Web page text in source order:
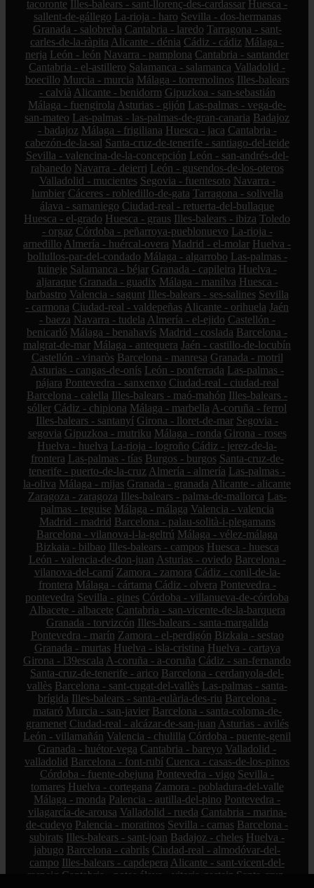
tacoronte Illes-balears - sant-llorenç-des-cardassar Huesca -
sallent-de-gállego La-rioja - haro Sevilla - dos-hermanas
Granada - salobreña Cantabria - laredo Tarragona - sant-
carles-de-la-ràpita Alicante - dénia Cádiz - cádiz Málaga -
nerja León - león Navarra - pamplona Cantabria - santander
Cantabria - el-astillero Salamanca - salamanca Valladolid -
boecillo Murcia - murcia Málaga - torremolinos Illes-balears
- calvià Alicante - benidorm Gipuzkoa - san-sebastián
Málaga - fuengirola Asturias - gijón Las-palmas - vega-de-
san-mateo Las-palmas - las-palmas-de-gran-canaria Badajoz
- badajoz Málaga - frigiliana Huesca - jaca Cantabria -
cabezón-de-la-sal Santa-cruz-de-tenerife - santiago-del-teide
Sevilla - valencina-de-la-concepción León - san-andrés-del-
rabanedo Navarra - deierri León - gusendos-de-los-oteros
Valladolid - mucientes Segovia - fuentesoto Navarra -
lumbier Cáceres - robledillo-de-gata Tarragona - solivella
álava - samaniego Ciudad-real - retuerta-del-bullaque
Huesca - el-grado Huesca - graus Illes-balears - ibiza Toledo
- orgaz Córdoba - peñarroya-pueblonuevo La-rioja -
arnedillo Almería - huércal-overa Madrid - el-molar Huelva -
bollullos-par-del-condado Málaga - algarrobo Las-palmas -
tuineje Salamanca - béjar Granada - capileira Huelva -
aljaraque Granada - guadix Málaga - manilva Huesca -
barbastro Valencia - sagunt Illes-balears - ses-salines Sevilla
- carmona Ciudad-real - valdepeñas Alicante - orihuela Jaén
- baeza Navarra - tudela Almería - el-ejido Castellón -
benicarló Málaga - benahavís Madrid - coslada Barcelona -
malgrat-de-mar Málaga - antequera Jaén - castillo-de-locubín
Castellón - vinaròs Barcelona - manresa Granada - motril
Asturias - cangas-de-onís León - ponferrada Las-palmas -
pájara Pontevedra - sanxenxo Ciudad-real - ciudad-real
Barcelona - calella Illes-balears - maó-mahón Illes-balears -
sóller Cádiz - chipiona Málaga - marbella A-coruña - ferrol
Illes-balears - santanyí Girona - lloret-de-mar Segovia -
segovia Gipuzkoa - mutriku Málaga - ronda Girona - roses
Huelva - huelva La-rioja - logroño Cádiz - jerez-de-la-
frontera Las-palmas - tías Burgos - burgos Santa-cruz-de-
tenerife - puerto-de-la-cruz Almería - almería Las-palmas -
la-oliva Málaga - mijas Granada - granada Alicante - alicante
Zaragoza - zaragoza Illes-balears - palma-de-mallorca Las-
palmas - teguise Málaga - málaga Valencia - valencia
Madrid - madrid Barcelona - palau-solità-i-plegamans
Barcelona - vilanova-i-la-geltrú Málaga - vélez-málaga
Bizkaia - bilbao Illes-balears - campos Huesca - huesca
León - valencia-de-don-juan Asturias - oviedo Barcelona -
vilanova-del-camí Zamora - zamora Cádiz - conil-de-la-
frontera Málaga - cártama Cádiz - olvera Pontevedra -
pontevedra Sevilla - gines Córdoba - villanueva-de-córdoba
Albacete - albacete Cantabria - san-vicente-de-la-barquera
Granada - torvizcón Illes-balears - santa-margalida
Pontevedra - marín Zamora - el-perdigón Bizkaia - sestao
Granada - murtas Huelva - isla-cristina Huelva - cartaya
Girona - l39escala A-coruña - a-coruña Cádiz - san-fernando
Santa-cruz-de-tenerife - arico Barcelona - cerdanyola-del-
vallès Barcelona - sant-cugat-del-vallès Las-palmas - santa-
brígida Illes-balears - santa-eulària-des-riu Barcelona -
mataró Murcia - san-javier Barcelona - santa-coloma-de-
gramenet Ciudad-real - alcázar-de-san-juan Asturias - avilés
León - villamañán Valencia - chulilla Córdoba - puente-genil
Granada - huétor-vega Cantabria - bareyo Valladolid -
valladolid Barcelona - font-rubí Cuenca - casas-de-los-pinos
Córdoba - fuente-obejuna Pontevedra - vigo Sevilla -
tomares Huelva - cortegana Zamora - pobladura-del-valle
Málaga - monda Palencia - autilla-del-pino Pontevedra -
vilagarcía-de-arousa Valladolid - rueda Cantabria - marina-
de-cudeyo Palencia - moratinos Sevilla - camas Barcelona -
subirats Illes-balears - sant-joan Badajoz - cheles Huelva -
jabugo Barcelona - cabrils Ciudad-real - almodóvar-del-
campo Illes-balears - capdepera Alicante - sant-vicent-del-
raspeig Cantabria - potes álava - vitoria-gasteiz Santa-cruz-